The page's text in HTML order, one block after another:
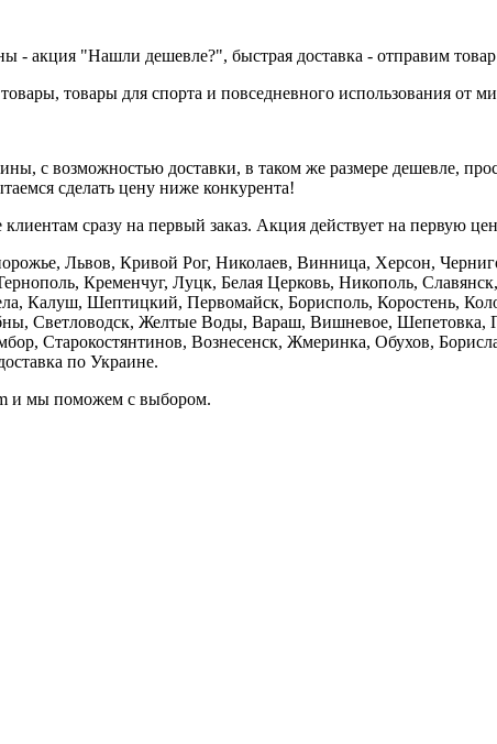
- акция "Нашли дешевле?", быстрая доставка - отправим товар
товары для спорта и повседневного использования от
с возможностью доставки, в таком же размере дешевле,
сделать цену ниже конкурента!
сразу на первый заказ. Акция действует на первую
Львов, Кривой Рог, Николаев, Винница, Херсон,
Кременчуг, Луцк, Белая Церковь, Никополь,
Калуш, Шептицкий, Первомайск, Борисполь, Коростень,
Светловодск, Желтые Воды, Вараш, Вишневое,
Старокостянтинов, Вознесенск, Жмеринка, Обухов,
по Украине.
и мы поможем с выбором.